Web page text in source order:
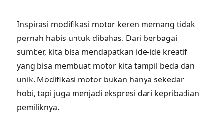
Inspirasi modifikasi motor keren memang tidak
pernah habis untuk dibahas. Dari berbagai
sumber, kita bisa mendapatkan ide-ide kreatif
yang bisa membuat motor kita tampil beda dan
unik. Modifikasi motor bukan hanya sekedar
hobi, tapi juga menjadi ekspresi dari kepribadian
pemiliknya.